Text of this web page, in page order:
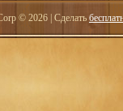
© 2026 Сделать